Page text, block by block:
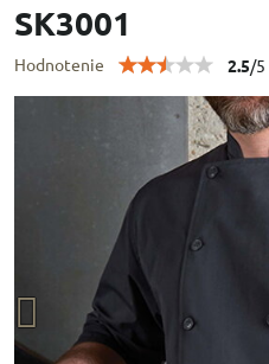
SK3001
Hodnotenie 2.5/5